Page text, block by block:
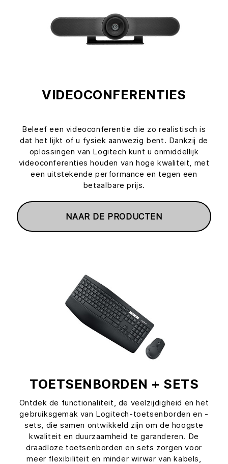
VIDEOCONFERENTIES
Beleef een videoconferentie die zo realistisch is
dat het lijkt of u fysiek aanwezig bent. Dankzij de
oplossingen van Logitech kunt u onmiddellijk
videoconferenties houden van hoge kwaliteit, met
een uitstekende performance en tegen een
betaalbare prijs.
NAAR DE PRODUCTEN
TOETSENBORDEN + SETS
Ontdek de functionaliteit, de veelzijdigheid en het
gebruiksgemak van Logitech-toetsenborden en -
sets, die samen ontwikkeld zijn om de hoogste
kwaliteit en duurzaamheid te garanderen. De
draadloze toetsenborden en sets zorgen voor
meer flexibiliteit en minder wirwar van kabels,